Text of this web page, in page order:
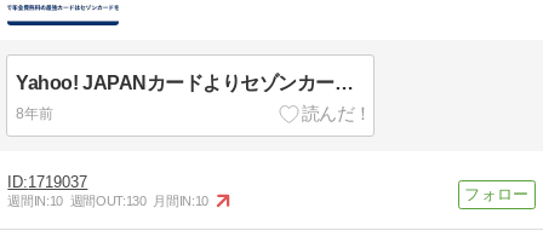
Yahoo! JAPANカードよりセゾンカードの方がいい理由とは？
8年前
1719037
週間IN:10 週間OUT:130 月間IN:10